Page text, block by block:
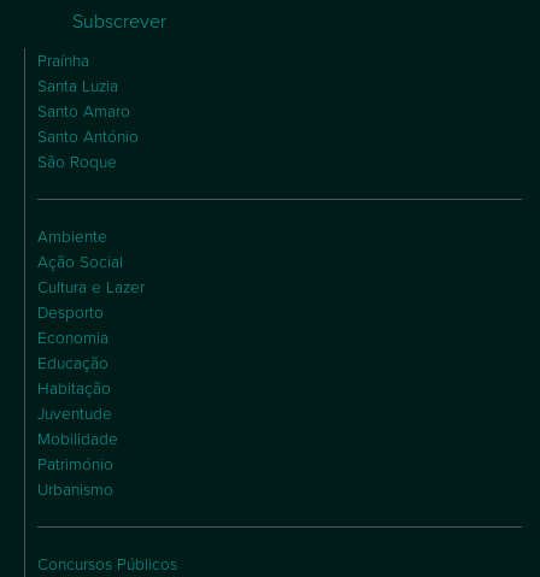
Subscrever
Praínha
Santa Luzia
Santo Amaro
Santo António
São Roque
Ambiente
Ação Social
Cultura e Lazer
Desporto
Economia
Educação
Habitação
Juventude
Mobilidade
Património
Urbanismo
Concursos Públicos